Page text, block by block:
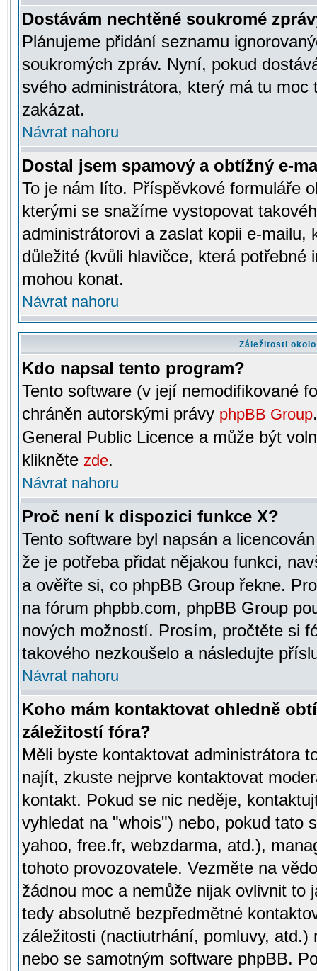
Dostávám nechtěné soukromé
Plánujeme přidání seznamu
soukromých zpráv. Nyní, pokud
svého administrátora, který má tu
zakázat.
Návrat nahoru
Dostal jsem spamový a obtížný e-
To je nám líto. Příspěvkové formuláře
kterými se snažíme vystopovat
administrátorovi a zaslat kopii e-mailu,
důležité (kvůli hlavičce, která potřebné
mohou konat.
Návrat nahoru
Záležitosti
Kdo napsal tento program?
Tento software (v její nemodifikované
chráněn autorskými právy phpBB Group
General Public Licence a může být
klikněte zde.
Návrat nahoru
Proč není k dispozici funkce X?
Tento software byl napsán a
že je potřeba přidat nějakou funkci,
a ověřte si, co phpBB Group řekne.
na fórum phpbb.com, phpBB Group
nových možností. Prosím, pročtěte si
takového nezkoušelo a následujte
Návrat nahoru
Koho mám kontaktovat ohledně
záležitostí fóra?
Měli byste kontaktovat administrátora
najít, zkuste nejprve kontaktovat
kontakt. Pokud se nic neděje,
vyhledat na "whois") nebo, pokud tato
yahoo, free.fr, webzdarma, atd.),
tohoto provozovatele. Vezměte na
žádnou moc a nemůže nijak ovlivnit to
tedy absolutně bezpředmětné
záležitosti (nactiutrhání, pomluvy,
nebo se samotným software phpBB.